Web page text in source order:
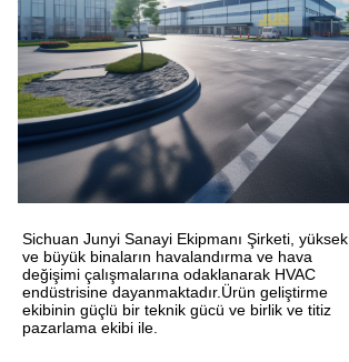
Sichuan Junyi Sanayi Ekipmanı Şirketi, yüksek
ve büyük binaların havalandırma ve hava
değişimi çalışmalarına odaklanarak HVAC
endüstrisine dayanmaktadır.Ürün geliştirme
ekibinin güçlü bir teknik gücü ve birlik ve titiz
pazarlama ekibi ile.